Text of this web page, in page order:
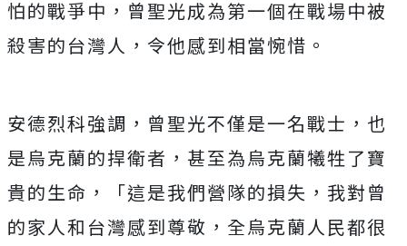
怕的戰爭中，曾聖光成為第一個在戰場中被
殺害的台灣人，令他感到相當惋惜。
安德烈科強調，曾聖光不僅是一名戰士，也
是烏克蘭的捍衛者，甚至為烏克蘭犧牲了寶
貴的生命，「這是我們營隊的損失，我對曾
的家人和台灣感到尊敬，全烏克蘭人民都很